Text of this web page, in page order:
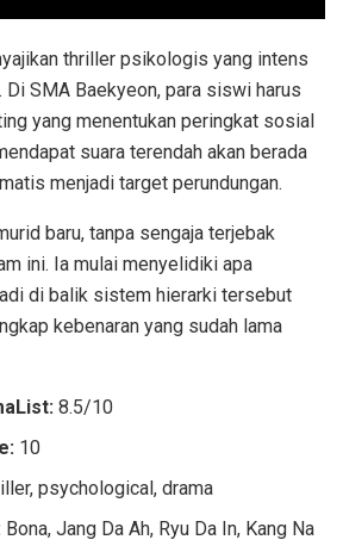
thriller psikologis yang intens
Di SMA Baekyeon, para siswi harus
yang menentukan peringkat sosial
suara terendah akan berada
menjadi target perundungan.
baru, tanpa sengaja terjebak
ini. Ia mulai menyelidiki apa
di balik sistem hierarki tersebut
kebenaran yang sudah lama
8.5/10
10
psychological, drama
Bona, Jang Da Ah, Ryu Da In, Kang Na